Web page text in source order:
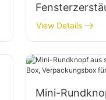
Batterie-
View Details
Mini-